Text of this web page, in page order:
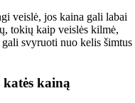
veislė, jos kaina gali labai
tokių kaip veislės kilmė,
svyruoti nuo kelis šimtus
kainą